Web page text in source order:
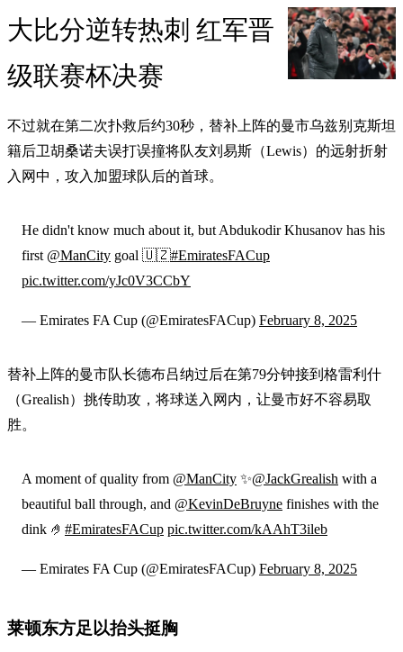
大比分逆转热刺 红军晋
级联赛杯决赛
不过就在第二次扑救后约30秒，替补上阵的曼市乌兹别克斯坦
籍后卫胡桑诺夫误打误撞将队友刘易斯（Lewis）的远射折射
入网中，攻入加盟球队后的首球。
He didn't know much about it, but Abdukodir Khusanov has his
first @ManCity goal 🇺🇿#EmiratesFACup
pic.twitter.com/yJc0V3CCbY
— Emirates FA Cup (@EmiratesFACup) February 8, 2025
替补上阵的曼市队长德布吕纳过后在第79分钟接到格雷利什
（Grealish）挑传助攻，将球送入网内，让曼市好不容易取
胜。
A moment of quality from @ManCity ✨@JackGrealish with a
beautiful ball through, and @KevinDeBruyne finishes with the
dink 🤌 #EmiratesFACup pic.twitter.com/kAAhT3ileb
— Emirates FA Cup (@EmiratesFACup) February 8, 2025
莱顿东方足以抬头挺胸